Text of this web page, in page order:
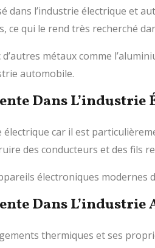
dans l’industrie électrique et
qui le rend très recherché
métaux comme
automobile.
Dans L’industrie
car il est
des conducteurs et des fils
électroniques modernes
Dans L’industrie
thermiques et ses